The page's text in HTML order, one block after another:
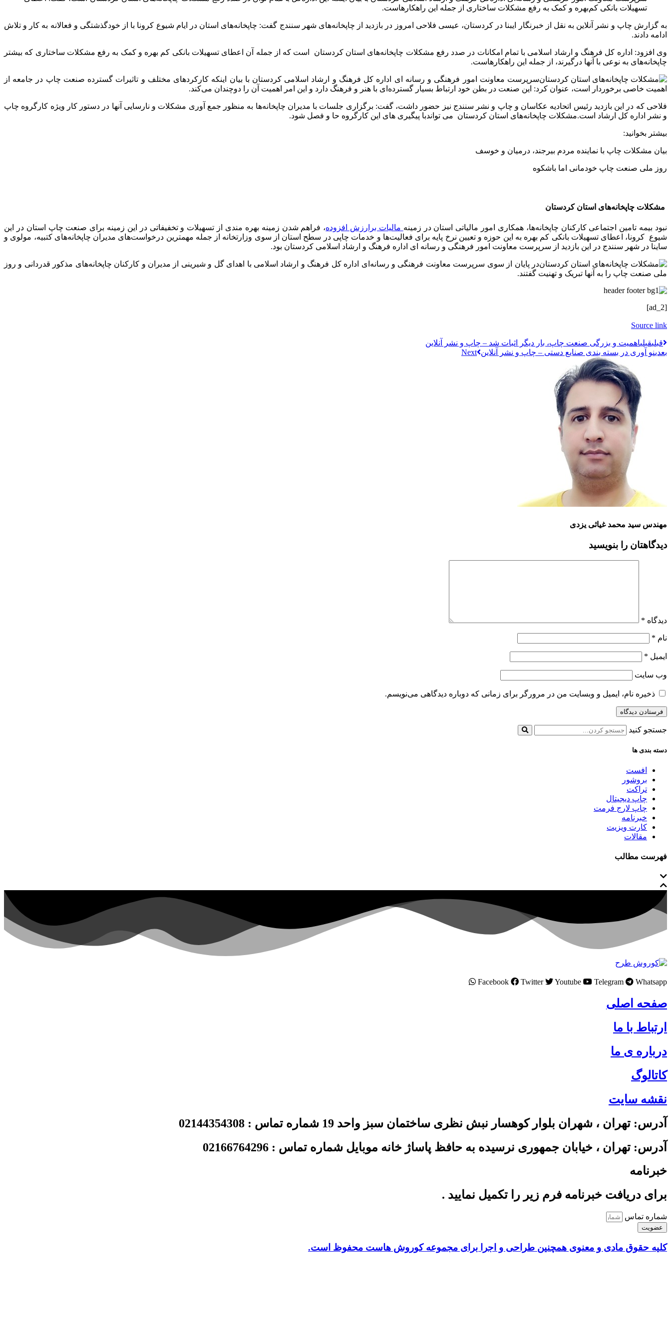
تسهیلات بانکی کم‌بهره و کمک به رفع مشکلات ساختاری از جمله این راهکارهاست.
به گزارش چاپ و نشر آنلاین به نقل از خبرنگار ایبنا در کردستان، عیسی فلاحی امروز در بازدید از چاپخانه‌های شهر سنندج گفت: چاپخانه‌های استان در ایام شیوع کرونا با از خودگذشتگی و فعالانه به کار و تلاش
ادامه دادند.
وی افزود: اداره کل فرهنگ و ارشاد اسلامی با تمام امکانات در صدد رفع مشکلات چاپخانه‌های استان کردستان است که از جمله آن اعطای تسهیلات بانکی کم بهره و کمک به رفع مشکلات ساختاری که بیشتر
چاپخانه‌های به نوعی با آنها درگیرند، از جمله این راهکارهاست.
سرپرست معاونت امور فرهنگی و رسانه ای اداره کل فرهنگ و ارشاد اسلامی کردستان با بیان اینکه کارکردهای مختلف و تاثیرات گسترده صنعت چاپ در جامعه از
اهمیت خاصی برخوردار است، عنوان کرد: این صنعت در بطن خود ارتباط بسیار گسترده‌ای با هنر و فرهنگ دارد و این امر اهمیت آن را دوچندان می‌کند.
فلاحی که در این بازدید رئیس اتحادیه عکاسان و چاپ و نشر سنندج نیز حضور داشت، گفت: برگزاری جلسات با مدیران چاپخانه‌ها به منظور جمع آوری مشکلات و نارسایی آنها در دستور کار ویژه کارگروه چاپ
و نشر اداره کل ارشاد است.مشکلات چاپخانه‌های استان کردستان می تواندبا پیگیری های این کارگروه حا و فصل شود.
بیشتر بخوانید:
بیان مشکلات چاپ با نماینده مردم بیرجند، درمیان و خوسف
روز ملی صنعت چاپ خودمانی اما باشکوه
مشکلات چاپخانه‌های استان کردستان
نبود بیمه تامین اجتماعی کارکنان چاپخانه‌ها، همکاری امور مالیاتی استان در زمینه مالیات برارزش افزوده، فراهم شدن زمینه بهره مندی از تسهیلات و تخفیفاتی در این زمینه برای صنعت چاپ استان در این
شیوع کرونا، اعطای تسهیلات بانکی کم بهره به این حوزه و تعیین نرخ پایه برای فعالیت‌ها و خدمات چاپی در سطح استان از سوی وزارتخانه از جمله مهمترین درخواست‌های مدیران چاپخانه‌های کتبیه، مولوی و
ساینا در شهر سنندج در این بازدید از سرپرست معاونت امور فرهنگی و رسانه ای اداره فرهنگ و ارشاد اسلامی کردستان بود.
در پایان از سوی سرپرست معاونت فرهنگی و رسانه‌ای اداره کل فرهنگ و ارشاد اسلامی با اهدای گل و شیرینی از مدیران و کارکنان چاپخانه‌های مذکور قدردانی و روز
ملی صنعت چاپ را به آنها تبریک و تهنیت گفتند.
[ad_2]
Source link
قبليقبلیاهمیت و بزرگی صنعت چاپ، بار دیگر اثبات شد – چاپ و نشر آنلاین
بعدینو آوری در بسته بندی صنایع دستی – چاپ و نشر آنلاین
مهندس سید محمد غیاثی یزدی
دیدگاهتان را بنویسید
دیدگاه *
نام *
ایمیل *
وب‌ سایت
ذخیره نام، ایمیل و وبسایت من در مرورگر برای زمانی که دوباره دیدگاهی می‌نویسم.
جستجو کنید
دسته بندی ها
افست
بروشور
تراکت
چاپ دیجیتال
چاپ لارج فرمت
خبرنامه
کارت ویزیت
مقالات
فهرست مطالب
Facebook Twitter Youtube Telegram Whatsapp
صفحه اصلی
ارتباط با ما
درباره ی ما
کاتالوگ
نقشه سایت
آدرس: تهران ، شهران بلوار کوهسار نبش نظری ساختمان سبز واحد 19 شماره تماس : 02144354308
آدرس: تهران ، خیابان جمهوری نرسیده به حافظ پاساژ خانه موبایل شماره تماس : 02166764296
خبرنامه
برای دریافت خبرنامه فرم زیر را تکمیل نمایید .
شماره تماس
عضویت
کلیه حقوق مادی و معنوی همچنین طراحی و اجرا برای مجموعه کوروش هاست محفوظ است.